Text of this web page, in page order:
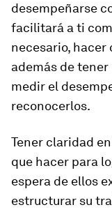
desempeñarse
facilitará a ti
necesario,
además de
medir el
reconocerlos.
Tener claridad
que hacer para
espera de ellos
estructurar su